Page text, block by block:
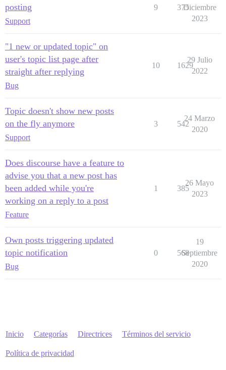
posting
Support
9 375Diciembre
2023
"1 new or updated topic" on
user's topic list page after
straight after replying
Bug
10 1629
29 Julio
2022
Topic doesn't show new posts
on the fly anymore
Support
3 542
24 Marzo
2020
Does discourse have a feature to
advise you that a new post has
been added while you're
working on a reply to a post
Feature
1 385
26 Mayo
2023
Own posts triggering updated
topic notification
Bug
0 568
19
Septiembre
2020
Inicio Categorías Directrices Términos del servicio
Política de privacidad